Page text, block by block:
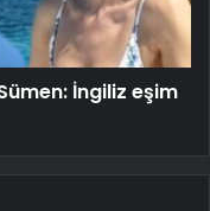
İngiliz eşim